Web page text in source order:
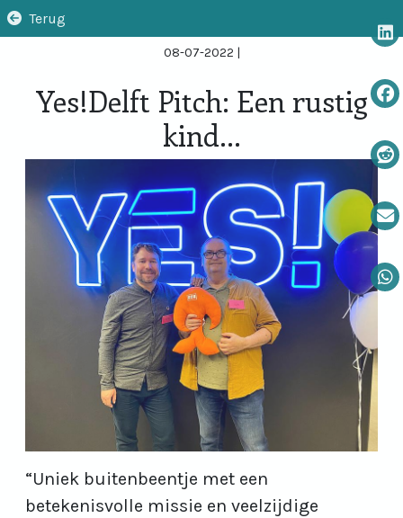
Terug
08-07-2022 |
Yes!Delft Pitch: Een rustig
kind...
“Uniek buitenbeentje met een
betekenisvolle missie en veelzijdige